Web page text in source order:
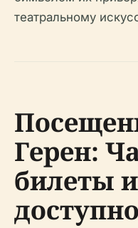
театральному
Герен:
билеты и